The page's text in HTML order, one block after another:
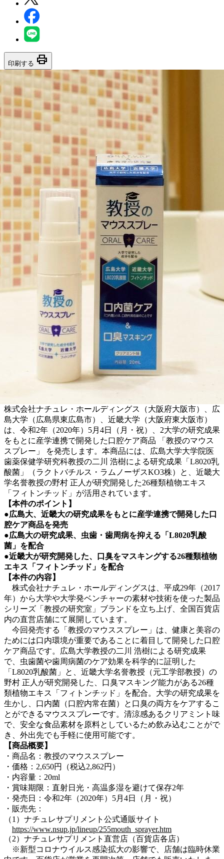
印刷する print
株式会社ナチュレ・ホールディングス（大阪府大阪市）、広
島大学（広島県東広島市）、近畿大学（大阪府東大阪市）
は、令和2年（2020年）5月4日（月・祝）、2大学の研究成果
をもとに産学連携で開発した口腔ケア商品 「教授のマウス
スプレー」 を発売します。本商品には、広島大学大学院医
歯薬保健学研究科教授の二川 浩樹による研究成果「L8020乳
酸菌」（ラクトバチルス・ラムノーザスKO3株）と、近畿大
学名誉教授の野村 正人が研究開発した26種類植物エキス
「フィトンチッド」が活用されています。
【本件のポイント】
●広島大、近畿大の研究成果をもとに産学連携で開発した口
腔ケア商品を発売
●広島大の研究成果、虫歯・歯周病を抑える「L8020乳酸
菌」を配合
●近畿大が研究開発した、口臭をマスキングする26種類植物
エキス「フィトンチッド」を配合
【本件の内容】
株式会社ナチュレ・ホールディングスは、平成29年（2017
年）から大学や大学発ベンチャーの素材や技術を使った製品
シリーズ「教授の研究室」ブランドを立ち上げ、全国百貨店
内の直営店舗にて展開しています。
今回発売する「教授のマウススプレー」は、健康と美容の
ためには口内環境が重要であることに着目して開発した口腔
ケア商品です。広島大学教授の二川 浩樹による研究成果
で、虫歯菌や歯周病菌のケア効果を科学的に証明した
「L8020乳酸菌」と、近畿大学名誉教授（元工学部教授）の
野村 正人が研究開発した、口臭マスキング能力がある26種
類植物エキス「フィトンチッド」を配合。大学の研究成果を
生かし、口内菌（口腔内常在菌）と口臭の両方をケアするこ
とができるマウススプレーです。清涼感あるクリアミント味
で、安全な食品素材を原料としているため飲み込むことがで
き、外出先でも手軽に使用可能です。
【商品概要】
・商品名：教授のマウススプレー
・価格：2,650円（税込2,862円）
・内容量：20ml
・賞味期限：直射日光・高温多湿を避けて保存2年
・発売日：令和2年（2020年）5月4日（月・祝）
・販売先：
（1）ナチュレサプリメント公式通販サイト
https://www.nsup.jp/lineup/255mouth_sprayer.htm
（2）ナチュレサプリメント直営店（百貨店各店）
※新型コロナウイルス感染拡大の影響で、店舗は臨時休業